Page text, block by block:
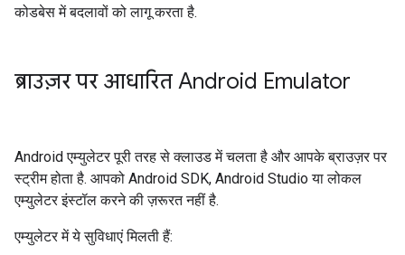
कोडबेस में बदलावों को लागू करता है.
ब्राउज़र पर आधारित Android Emulator
Android एम्युलेटर पूरी तरह से क्लाउड में चलता है और आपके ब्राउज़र पर
स्ट्रीम होता है. आपको Android SDK, Android Studio या लोकल
एम्युलेटर इंस्टॉल करने की ज़रूरत नहीं है.
एम्युलेटर में ये सुविधाएं मिलती हैं: